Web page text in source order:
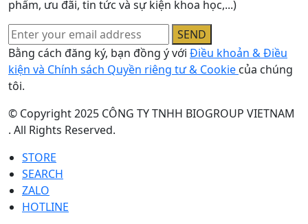
phẩm, ưu đãi, tin tức và sự kiện khoa học,...)
SEND
Bằng cách đăng ký, bạn đồng ý với Điều khoản & Điều
kiện và Chính sách Quyền riêng tư & Cookie của chúng
tôi.
© Copyright 2025 CÔNG TY TNHH BIOGROUP VIETNAM
. All Rights Reserved.
STORE
SEARCH
ZALO
HOTLINE